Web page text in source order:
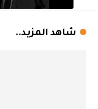
شاهد المزيد..